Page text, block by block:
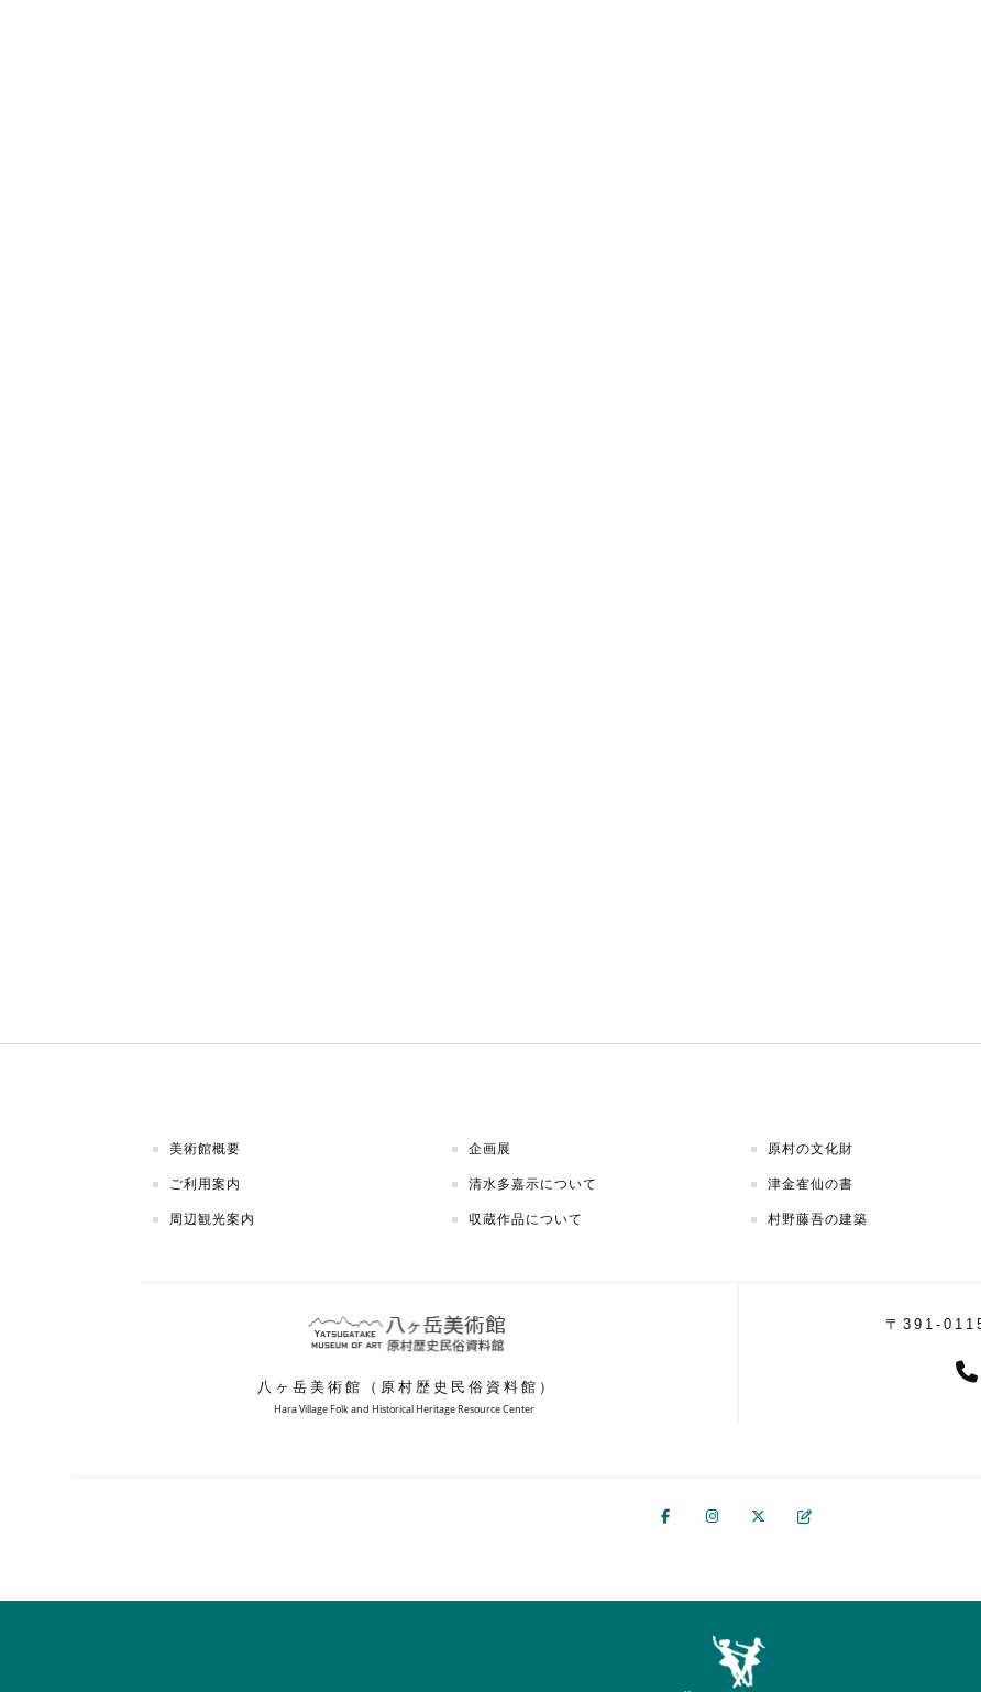
美術館概要
ご利用案内
周辺観光案内
企画展
清水多嘉示について
収蔵作品について
原村の文化財
津金隺仙の書
村野藤吾の建築
八ヶ岳美術館 （原村歴史民俗資料館）
Hara Village Folk and Historical Heritage Resource Center
〒391-